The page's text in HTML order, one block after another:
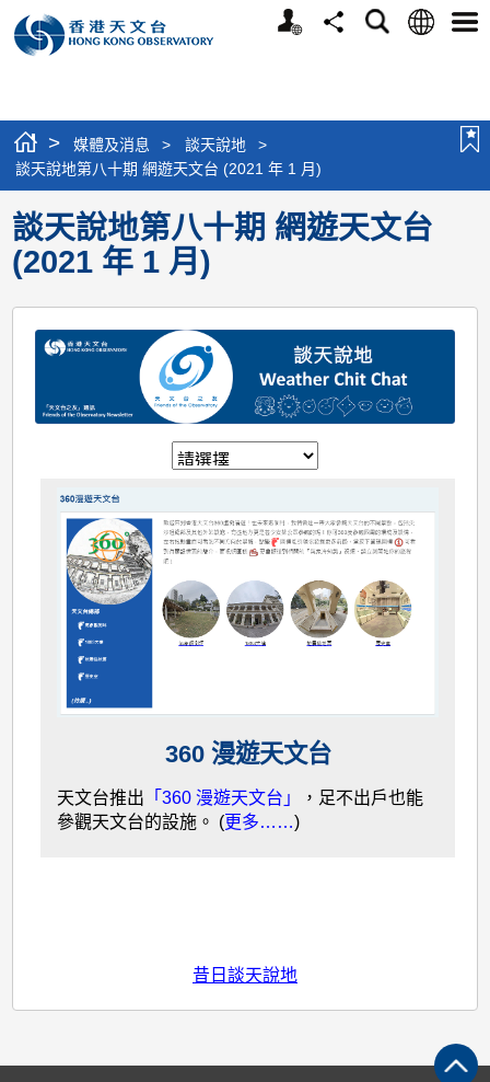
個
分
搜
語
選
> 媒體及消息 > 談天說地
>
談天說地第八十期 網遊天文台 (2021 年 1 月)
談天說地第八十期 網遊天文台
(2021 年 1 月)
360 漫遊天文台
天文台推出 「360 漫遊天文台」
，足不出戶也能
參觀天文台的設施。 (更多……)
昔日談天說地